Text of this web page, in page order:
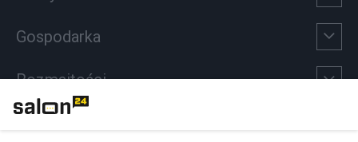
Gospodarka
Rozmaitości